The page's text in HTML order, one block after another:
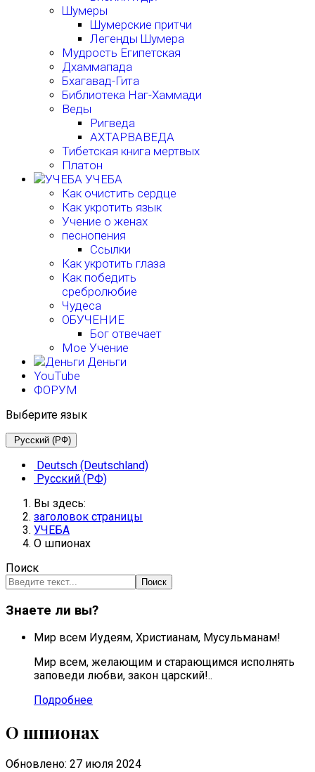
Шумеры
Шумерские притчи
Легенды Шумера
Мудрость Египетская
Дхаммапада
Бхагавад-Гита
Библиотека Наг-Хаммади
Веды
Ригведа
АХТАРВАВЕДА
Тибетская книга мертвых
Платон
УЧЕБА
Как очистить сердце
Как укротить язык
Учение о женах
песнопения
Ссылки
Как укротить глаза
Как победить
сребролюбие
Чудеса
ОБУЧЕНИЕ
Бог отвечает
Мое Учение
Деньги
YouTube
ФОРУМ
Выберите язык
Русский (РФ)
Deutsch (Deutschland)
Русский (РФ)
Вы здесь:
заголовок страницы
УЧЕБА
О шпионах
Поиск
Поиск
Знаете ли вы?
Мир всем Иудеям, Христианам, Мусульманам!
Мир всем, желающим и старающимся исполнять
заповеди любви, закон царский!..
Подробнее
О шпионах
Обновлено: 27 июля 2024